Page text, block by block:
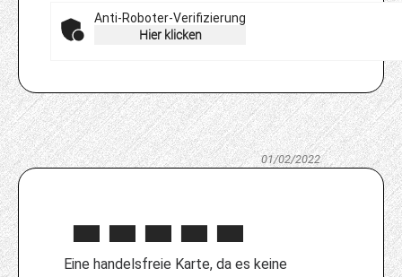
Anti-Roboter-Verifizierung
Hier klicken
01/02/2022
Eine handelsfreie Karte, da es keine